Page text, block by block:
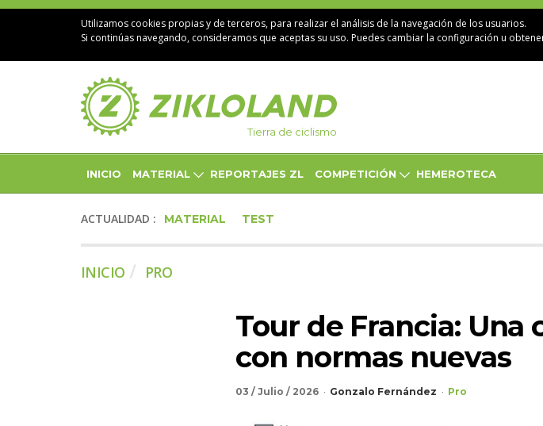
Utilizamos cookies propias y de terceros, para realizar el análisis de la navegación de los usuarios.
Si continúas navegando, consideramos que aceptas su uso. Puedes cambiar la configuración u
Tierra de ciclismo
INICIO MATERIAL REPORTAJES ZL COMPETICIÓN HEMEROTECA
ACTUALIDAD : MATERIAL TEST
INICIO PRO
Tour de Francia:
con normas nuevas
03 / Julio / 2026 Gonzalo Fernández Pro